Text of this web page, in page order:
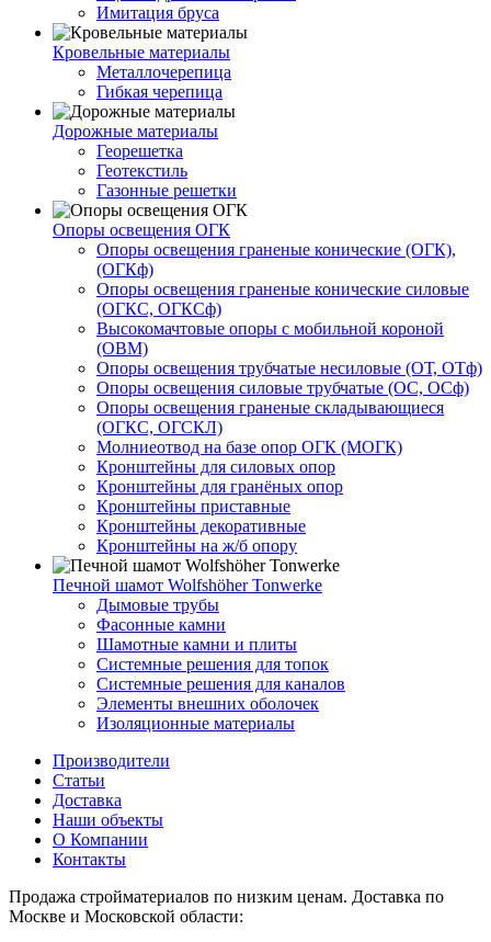
Имитация бруса
Кровельные материалы
Металлочерепица
Гибкая черепица
Дорожные материалы
Георешетка
Геотекстиль
Газонные решетки
Опоры освещения ОГК
Опоры освещения граненые конические (ОГК),
(ОГКф)
Опоры освещения граненые конические силовые
(ОГКС, ОГКСф)
Высокомачтовые опоры с мобильной короной
(ОВМ)
Опоры освещения трубчатые несиловые (ОТ, ОТф)
Опоры освещения силовые трубчатые (ОС, ОСф)
Опоры освещения граненые складывающиеся
(ОГКС, ОГСКЛ)
Молниеотвод на базе опор ОГК (МОГК)
Кронштейны для силовых опор
Кронштейны для гранёных опор
Кронштейны приставные
Кронштейны декоративные
Кронштейны на ж/б опору
Печной шамот Wolfshöher Tonwerke
Дымовые трубы
Фасонные камни
Шамотные камни и плиты
Системные решения для топок
Системные решения для каналов
Элементы внешних оболочек
Изоляционные материалы
Производители
Статьи
Доставка
Наши объекты
О Компании
Контакты
Продажа стройматериалов по низким ценам. Доставка по
Москве и Московской области: